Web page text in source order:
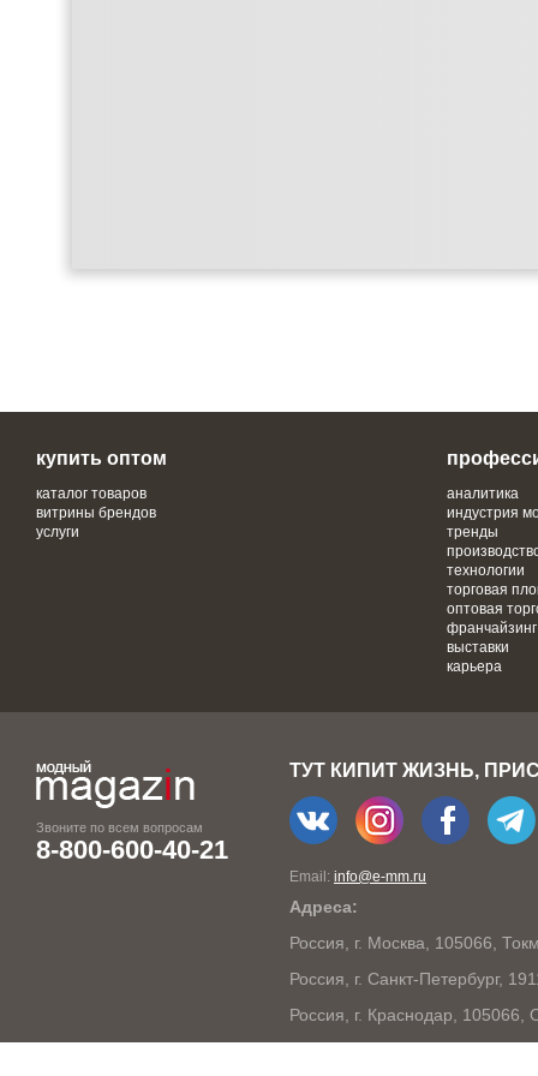
купить оптом
каталог товаров
витрины брендов
услуги
аналитика
индустрия
тренды
технологии
торговая
оптовая
франчайзинг
выставки
карьера
Звоните по всем вопросам
8-800-600-40-21
ТУТ КИПИТ ЖИЗНЬ,
Email: info@e-mm.ru
Адреса:
Россия, г. Москва, 105066,
Россия, г. Санкт-Петербург,
Россия, г. Краснодар,